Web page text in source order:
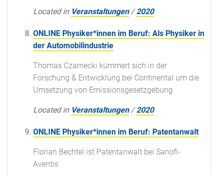
Located in Veranstaltungen /2020
ONLINE Physiker*innen im Beruf: Als Physiker in
der Automobilindustrie
Thomas Czarnecki kümmert sich in der
Forschung & Entwicklung bei Continental um die
Umsetzung von Emissionsgesetzgebung
Located in Veranstaltungen /2020
ONLINE Physiker*innen im Beruf: Patentanwalt
Florian Bechtel ist Patentanwalt bei Sanofi-
Aventis